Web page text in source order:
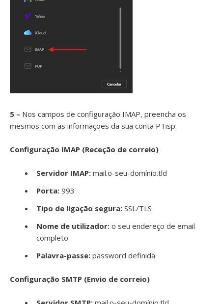
5 – Nos campos de configuração IMAP, preencha os
mesmos com as informações da sua conta PTisp:
Configuração IMAP (Receção de correio)
Servidor IMAP: mail.o-seu-domínio.tld
Porta: 993
Tipo de ligação segura: SSL/TLS
Nome de utilizador: o seu endereço de email
completo
Palavra-passe: password definida
Configuração SMTP (Envio de correio)